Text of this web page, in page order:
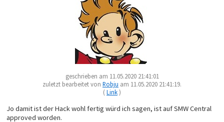
geschrieben am 11.05.2020 21:41:01
zuletzt bearbeitet von Robju am 11.05.2020 21:41:19.
(Link)
Jo damit ist der Hack wohl fertig würd ich sagen, ist auf SMW Central
approved worden.